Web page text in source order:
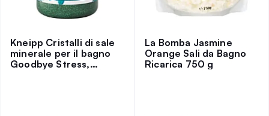
Kneipp Cristalli di sale
minerale per il bagno
Goodbye Stress,
La Bomba Jasmine
Orange Sali da Bagno
Ricarica 750 g